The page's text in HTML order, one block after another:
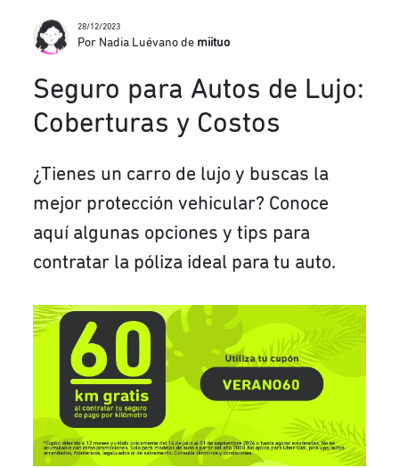
28/12/2023
Por Nadia Luévano de miituo
Seguro para Autos de Lujo:
Coberturas y Costos
¿Tienes un carro de lujo y buscas la
mejor protección vehicular? Conoce
aquí algunas opciones y tips para
contratar la póliza ideal para tu auto.